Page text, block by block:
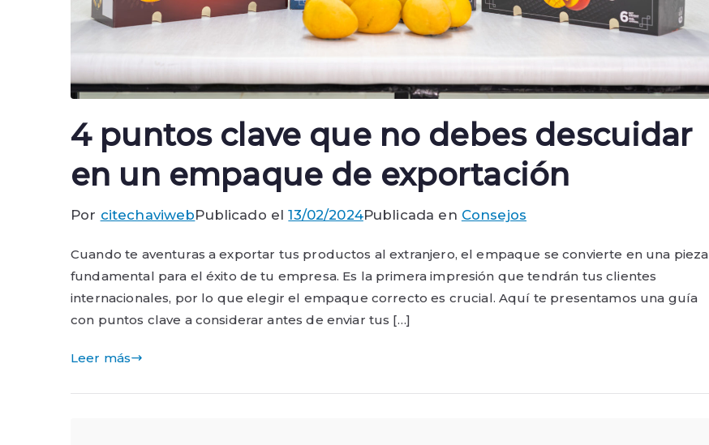
4 puntos clave que no debes descuidar
en un empaque de exportación
Por citechaviwebPublicado el13/02/2024Publicada en Consejos
Cuando te aventuras a exportar tus productos al extranjero, el empaque se convierte en una pieza
fundamental para el éxito de tu empresa. Es la primera impresión que tendrán tus clientes
internacionales, por lo que elegir el empaque correcto es crucial. Aquí te presentamos una guía
con puntos clave a considerar antes de enviar tus […]
Leer más